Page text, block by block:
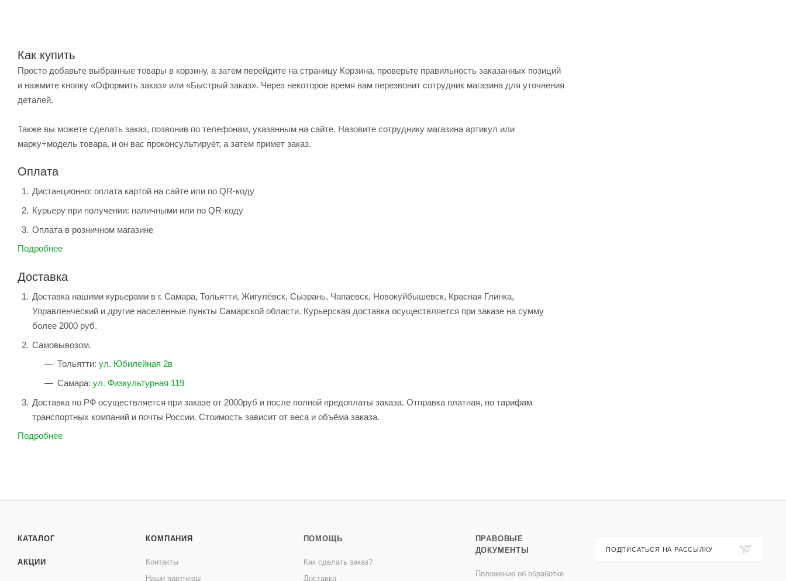
Как купить
Просто добавьте выбранные товары в корзину, а затем перейдите на страницу Корзина, проверьте правильность заказанных позиций
и нажмите кнопку «Оформить заказ» или «Быстрый заказ». Через некоторое время вам перезвонит сотрудник магазина для уточнения
деталей.
Также вы можете сделать заказ, позвонив по телефонам, указанным на сайте. Назовите сотруднику магазина артикул или
марку+модель товара, и он вас проконсультирует, а затем примет заказ.
Оплата
Дистанционно: оплата картой на сайте или по QR-коду
Курьеру при получении: наличными или по QR-коду
Оплата в розничном магазине
Подробнее
Доставка
Доставка нашими курьерами в г. Самара, Тольятти, Жигулёвск, Сызрань, Чапаевск, Новокуйбышевск, Красная Глинка,
Управленческий и другие населенные пункты Самарской области. Курьерская доставка осуществляется при заказе на сумму
более 2000 руб.
Самовывозом.
Тольятти: ул. Юбилейная 2в
Самара: ул. Физкультурная 119
Доставка по РФ осуществляется при заказе от 2000руб и после полной предоплаты заказа. Отправка платная, по тарифам
транспортных компаний и почты России. Стоимость зависит от веса и объёма заказа.
Подробнее
КАТАЛОГ
АКЦИИ
КОМПАНИЯ
Контакты
Наши партнеры
ПОМОЩЬ
Как сделать заказ?
Доставка
ПРАВОВЫЕ
ДОКУМЕНТЫ
Положение об обработке
ПОДПИСАТЬСЯ НА РАССЫЛКУ